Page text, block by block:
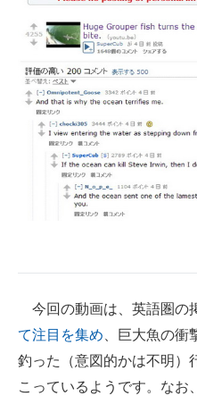
今回の動画は、英語圏の
て注目を集め 、巨大魚の
釣った（意図的かは不明）
こっているようです。なお